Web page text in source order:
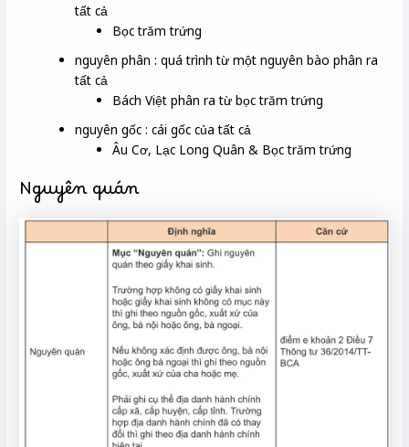
tất cả
Bọc trăm trứng
nguyên phân : quá trình từ một nguyên bào phân ra
tất cả
Bách Việt phân ra từ bọc trăm trứng
nguyên gốc : cái gốc của tất cả
Âu Cơ, Lạc Long Quân & Bọc trăm trứng
Nguyên quán